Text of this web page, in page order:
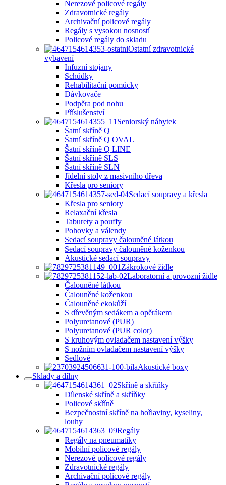
Nerezové policové regály
Zdravotnické regály
Archivační policové regály
Regály s vysokou nosností
Policové regály do skladu
Ostatní zdravotnické
vybavení
Infuzní stojany
Schůdky
Rehabilitační pomůcky
Dávkovače
Podpěra pod nohu
Příslušenství
Seniorský nábytek
Šatní skříně Q
Šatní skříně Q OVAL
Šatní skříně Q LINE
Šatní skříně SLS
Šatní skříně SLN
Jídelní stoly z masivního dřeva
Křesla pro seniory
Sedací soupravy a křesla
Křesla pro seniory
Relaxační křesla
Taburety a pouffy
Pohovky a válendy
Sedací soupravy čalouněné látkou
Sedací soupravy čalouněné koženkou
Akustické sedací soupravy
Zákrokové židle
Laboratorní a provozní židle
Čalouněné látkou
Čalouněné koženkou
Čalouněné ekokůží
S dřevěným sedákem a opěrákem
Polyuretanové (PUR)
Polyuretanové (PUR color)
S kruhovým ovladačem nastavení výšky
S nožním ovladačem nastavení výšky
Sedlové
Akustické boxy
Sklady a dílny
Skříně a skříňky
Dílenské skříně a skříňky
Policové skříně
Bezpečnostní skříně na hořlaviny, kyseliny,
louhy
Regály
Regály na pneumatiky
Mobilní policové regály
Nerezové policové regály
Zdravotnické regály
Archivační policové regály